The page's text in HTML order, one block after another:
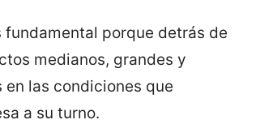
fundamental porque detrás de
medianos, grandes y
las condiciones que
a su turno.